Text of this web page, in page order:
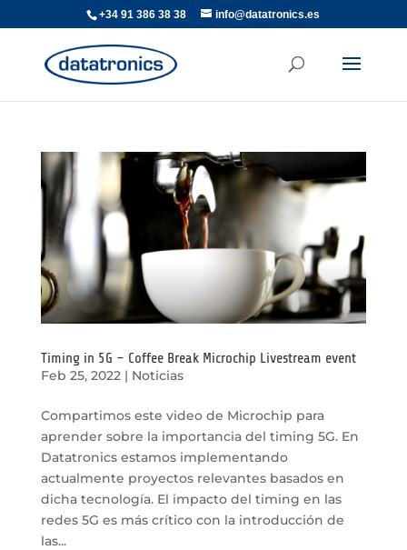
+34 91 386 38 38 info@datatronics.es
Timing in 5G – Coffee Break Microchip Livestream event
Feb 25, 2022| Noticias
Compartimos este video de Microchip para
aprender sobre la importancia del timing 5G. En
Datatronics estamos implementando
actualmente proyectos relevantes basados en
dicha tecnología. El impacto del timing en las
redes 5G es más crítico con la introducción de
las...